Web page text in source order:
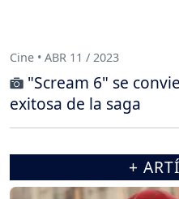
Cine • ABR 11 / 2023
"Scream 6" se
exitosa de la saga
+